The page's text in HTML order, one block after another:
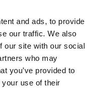
and ads, to provide
our traffic. We also
our site with our social
who may
you’ve provided to
use of their